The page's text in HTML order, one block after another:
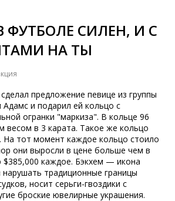
ФУТБОЛЕ СИЛЕН, И С
НА ТЫ
предложение певице из группы
Адамс и подарил ей кольцо с
огранки "маркиза". В кольце 96
весом в 3 карата. Такое же кольцо
На тот момент каждое кольцо стоило
они выросли в цене больше чем в
$385,000 каждое. Бэкхем — икона
традиционные границы
носит серьги-гвоздики с
броские ювелирные украшения.